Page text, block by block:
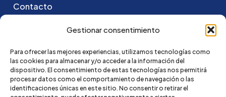
Gestionar consentimiento
Para ofrecer las mejores experiencias, utilizamos tecnologías como
las cookies para almacenar y/o acceder a la información del
dispositivo. El consentimiento de estas tecnologías nos permitirá
procesar datos como el comportamiento de navegación o las
identificaciones únicas en este sitio. No consentir o retirar el
Contacto
Puedes ponerte en contacto con nosotros
go@credi4me.com